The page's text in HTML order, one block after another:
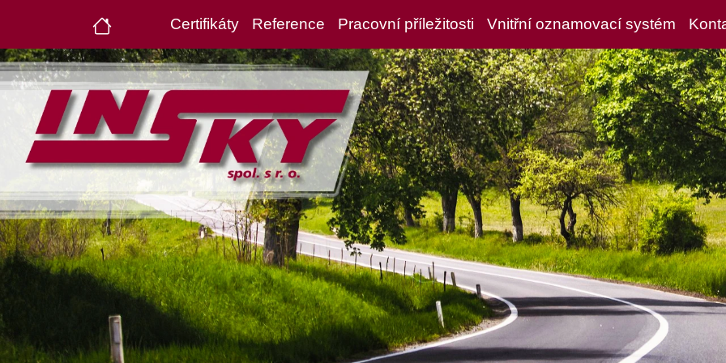
Certifikáty Reference Pracovní příležitosti Vnitřní oznamovací systém